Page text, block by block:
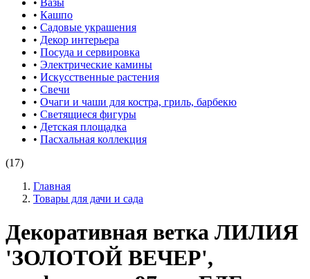
• Вазы
• Кашпо
• Садовые украшения
• Декор интерьера
• Посуда и сервировка
• Электрические камины
• Искусственные растения
• Свечи
• Очаги и чаши для костра, гриль, барбекю
• Светящиеся фигуры
• Детская площадка
• Пасхальная коллекция
(17)
Главная
Товары для дачи и сада
Декоративная ветка ЛИЛИЯ
'ЗОЛОТОЙ ВЕЧЕР',